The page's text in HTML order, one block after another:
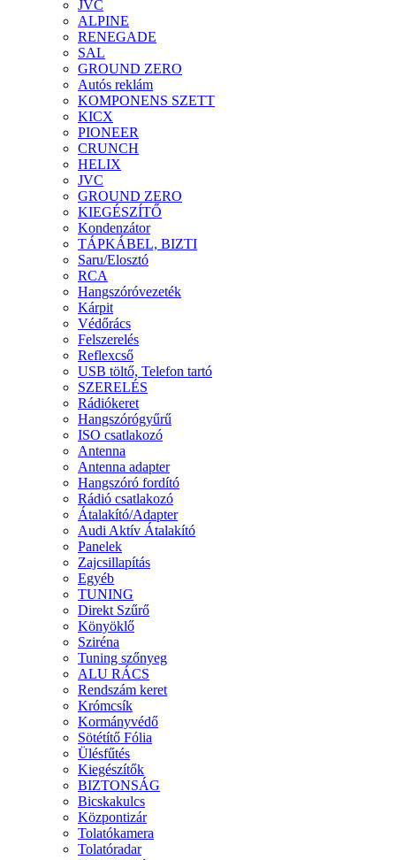
JVC
ALPINE
RENEGADE
SAL
GROUND ZERO
Autós reklám
KOMPONENS SZETT
KICX
PIONEER
CRUNCH
HELIX
JVC
GROUND ZERO
KIEGÉSZÍTŐ
Kondenzátor
TÁPKÁBEL, BIZTI
Saru/Elosztó
RCA
Hangszóróvezeték
Kárpit
Védőrács
Felszerelés
Reflexcső
USB töltő, Telefon tartó
SZERELÉS
Rádiókeret
Hangszórógyűrű
ISO csatlakozó
Antenna
Antenna adapter
Hangszóró fordító
Rádió csatlakozó
Átalakító/Adapter
Audi Aktív Átalakító
Panelek
Zajcsillapítás
Egyéb
TUNING
Direkt Szűrő
Könyöklő
Sziréna
Tuning szőnyeg
ALU RÁCS
Rendszám keret
Krómcsík
Kormányvédő
Sötétítő Fólia
Ülésfűtés
Kiegészítők
BIZTONSÁG
Bicskakulcs
Központizár
Tolatókamera
Tolatóradar